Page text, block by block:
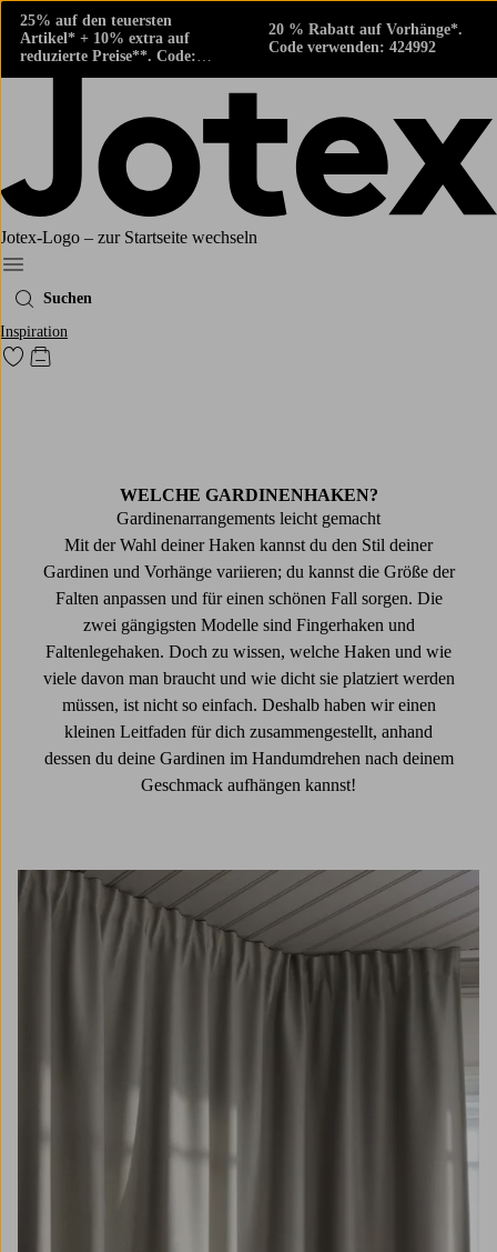
25% auf den teuersten
Artikel* + 10% extra auf
reduzierte Preise**. Code:
424882
20 % Rabatt auf Vorhänge*.
Code verwenden: 424992
Jotex-Logo – zur Startseite wechseln
Ellos‘ Menü
Suchen
Inspiration
Zu den als Favoriten markierten Produkten gehen
Zum Warenkorb
WELCHE GARDINENHAKEN?
Gardinenarrangements leicht gemacht
Mit der Wahl deiner Haken kannst du den Stil deiner
Gardinen und Vorhänge variieren; du kannst die Größe der
Falten anpassen und für einen schönen Fall sorgen. Die
zwei gängigsten Modelle sind Fingerhaken und
Faltenlegehaken. Doch zu wissen, welche Haken und wie
viele davon man braucht und wie dicht sie platziert werden
müssen, ist nicht so einfach. Deshalb haben wir einen
kleinen Leitfaden für dich zusammengestellt, anhand
dessen du deine Gardinen im Handumdrehen nach deinem
Geschmack aufhängen kannst!